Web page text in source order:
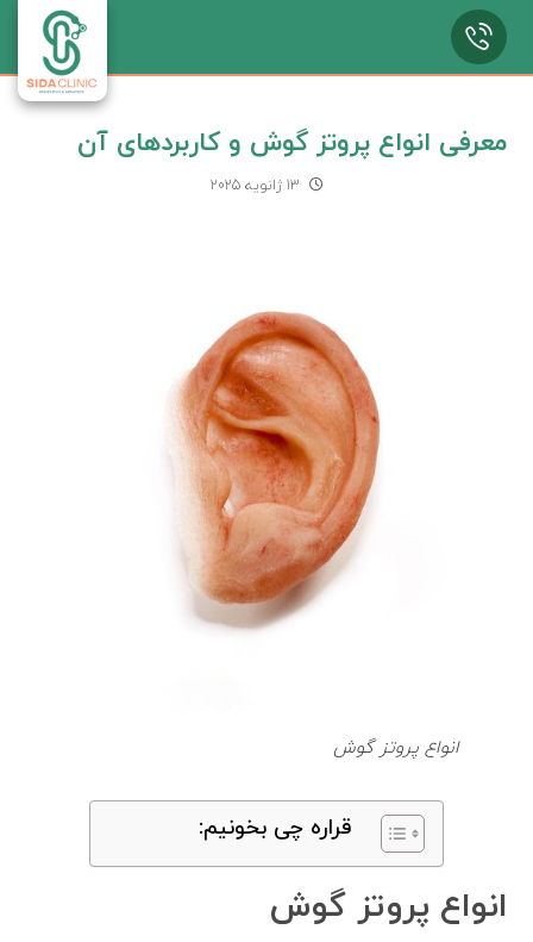
معرفی انواع پروتز گوش و کاربردهای آن
13 ژانویه 2025
انواع پروتز گوش
قراره چی بخونیم:
انواع پروتز گوش